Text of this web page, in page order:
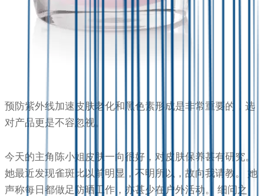
预防紫外线加速皮肤老化和黑色素形成是非常重要的，选
对产品更是不容忽视。
今天的主角陈小姐皮肤一向很好，对皮肤保养甚有研究。
她最近发现雀斑比以前明显，不明所以，故向我请教。 她
声称每日都做足防晒工作，亦甚少在户外活动。 细问之